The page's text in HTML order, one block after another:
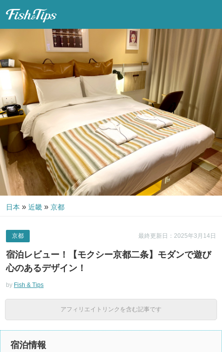
日本 » 近畿 » 京都
最終更新日：2025年3月14日
京都
宿泊レビュー！【モクシー京都二条】モダンで遊び
心のあるデザイン！
by Fish & Tips
アフィリエイトリンクを含む記事です
宿泊情報